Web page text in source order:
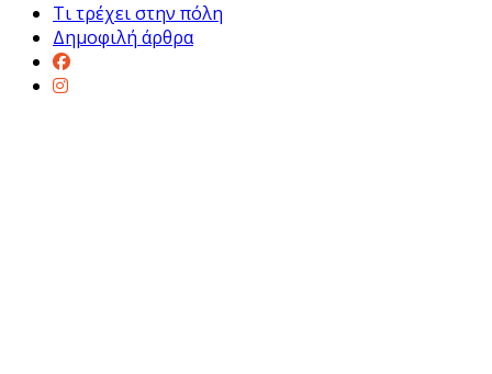
Τι τρέχει στην πόλη
Δημοφιλή άρθρα